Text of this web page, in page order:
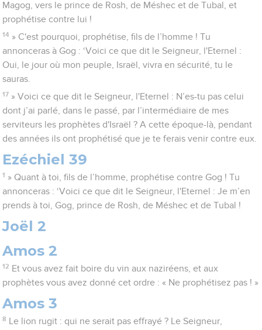
Magog, vers le prince de Rosh, de Méshec et de Tubal, et
prophétise contre lui !
14 » C'est pourquoi, prophétise, fils de l’homme ! Tu
annonceras à Gog : ‘Voici ce que dit le Seigneur, l'Eternel :
Oui, le jour où mon peuple, Israël, vivra en sécurité, tu le
sauras.
17 » Voici ce que dit le Seigneur, l'Eternel : N’es-tu pas celui
dont j’ai parlé, dans le passé, par l’intermédiaire de mes
serviteurs les prophètes d'Israël ? A cette époque-là, pendant
des années ils ont prophétisé que je te ferais venir contre eux.
Ezéchiel 39
1 » Quant à toi, fils de l’homme, prophétise contre Gog ! Tu
annonceras : ‘Voici ce que dit le Seigneur, l'Eternel : Je m’en
prends à toi, Gog, prince de Rosh, de Méshec et de Tubal !
Joël 2
Amos 2
12 Et vous avez fait boire du vin aux naziréens, et aux
prophètes vous avez donné cet ordre : « Ne prophétisez pas ! »
Amos 3
8
Le lion rugit : qui ne serait pas effrayé ? Le Seigneur,